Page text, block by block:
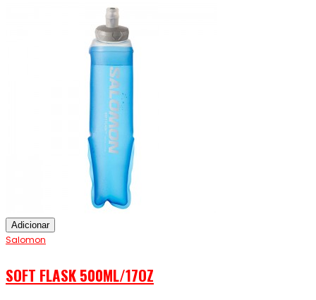
Adicionar
Salomon
SOFT FLASK 500ML/17OZ